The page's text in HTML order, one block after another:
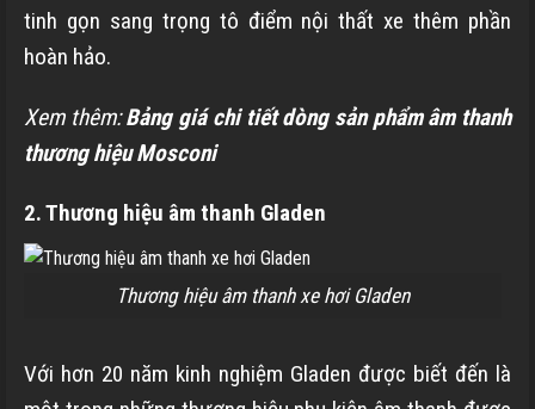
tinh gọn sang trọng tô điểm nội thất xe thêm phần
hoàn hảo.
Xem thêm:Bảng giá chi tiết dòng sản phẩm âm thanh
thương hiệu Mosconi
2. Thương hiệu âm thanh Gladen
Thương hiệu âm thanh xe hơi Gladen
Với hơn 20 năm kinh nghiệm Gladen được biết đến là